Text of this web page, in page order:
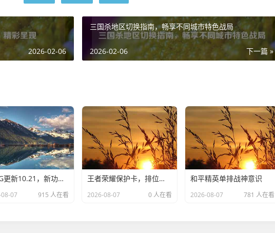
2026-02-06
三国杀地区切换指南，畅享不同城市特色战局
下一篇 »
2026-02-06
PUBG更新10.21，新功能、改进与玩家体验
07 915 人在看
王者荣耀保护卡，排位赛的免死金牌，还是玩家的心理安慰？王者荣耀保护卡
2026-08-07 0 人在看
和平精英单排战神意识
2026-08-07 781 人在看